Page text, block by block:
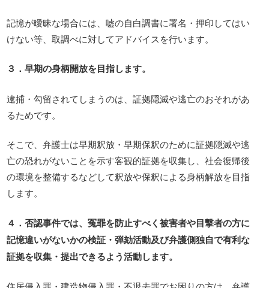
記憶が曖昧な場合には、嘘の自白調書に署名・押印してはい
けない等、取調べに対してアドバイスを行います。
３．早期の身柄開放を目指します。
逮捕・勾留されてしまうのは、証拠隠滅や逃亡のおそれがあ
るためです。
そこで、弁護士は早期釈放・早期保釈のために証拠隠滅や逃
亡の恐れがないことを示す客観的証拠を収集し、社会復帰後
の環境を整備するなどして釈放や保釈による身柄解放を目指
します。
４．否認事件では、冤罪を防止すべく被害者や目撃者の方に
記憶違いがないかの検証・弾劾活動及び弁護側独自で有利な
証拠を収集・提出できるよう活動します。